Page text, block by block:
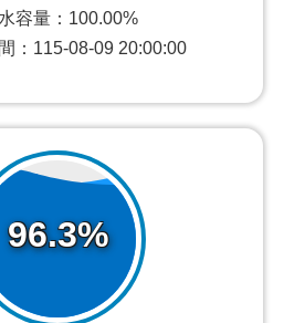
容量：100.00%
：115-08-09 20:00:00
96.3%